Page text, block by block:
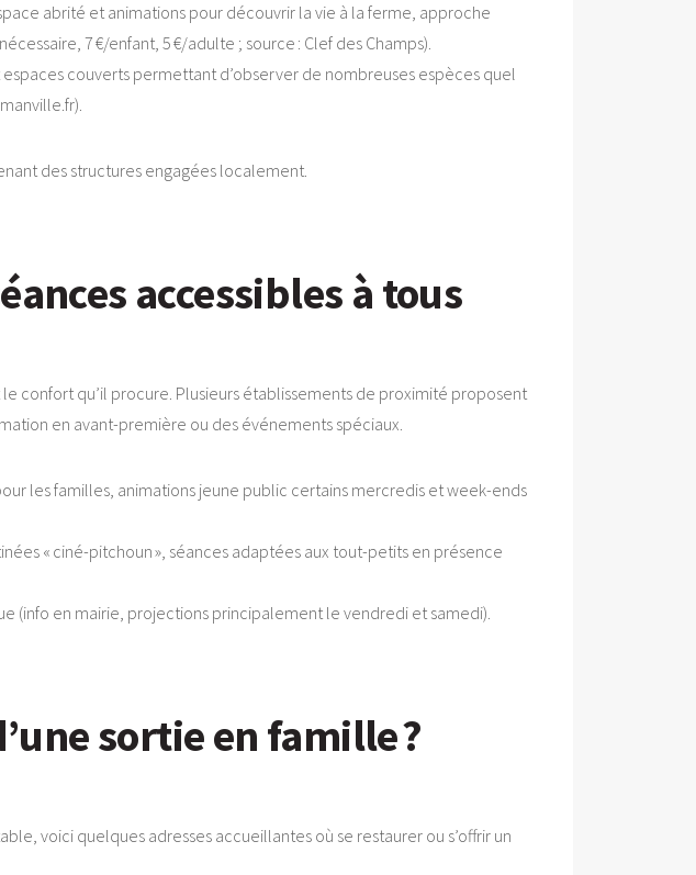
abrité et animations pour découvrir la vie à la ferme, approche
7 €/enfant, 5 €/adulte ; source : Clef des Champs).
couverts permettant d’observer de nombreuses espèces quel
des structures engagées localement.
accessibles à tous
confort qu’il procure. Plusieurs établissements de proximité proposent
en avant-première ou des événements spéciaux.
les familles, animations jeune public certains mercredis et week-ends
« ciné-pitchoun », séances adaptées aux tout-petits en présence
(info en mairie, projections principalement le vendredi et samedi).
sortie en famille ?
voici quelques adresses accueillantes où se restaurer ou s’offrir un